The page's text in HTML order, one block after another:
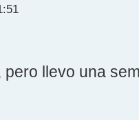
llevo una